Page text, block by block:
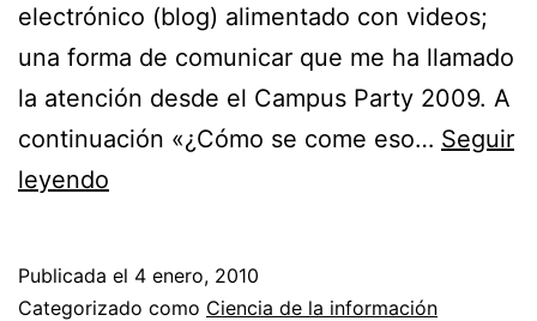
electrónico (blog) alimentado con videos;
una forma de comunicar que me ha llamado
la atención desde el Campus Party 2009. A
continuación «¿Cómo se come eso… Seguir
leyendo
Niño
Publicada el 4 enero, 2010
Categorizado como Ciencia de la información